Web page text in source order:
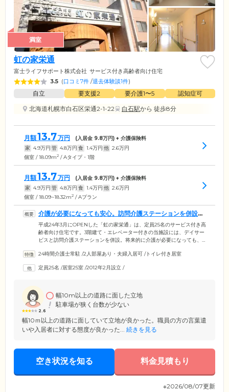
満室
虹の家栄通
富士ライフサポート株式会社 サービス付き高齢者向け住宅
3.5 (口コミ7件 /退去体験談1件)
自立 要支援2 要介護1〜5
認知症可
北海道札幌市白石区栄通2-1-22
白石駅から 徒歩8分
月額13.7万円 (入居金 9.8万円) + 介護保険料
家 4.9万円 管 4.8万円 食 1.4万円 他 2.6万円
個室 / 18.09m2 / Aタイプ・1階
月額13.7万円 (入居金 9.8万円) + 介護保険料
家 4.9万円 管 4.8万円 食 1.4万円 他 2.6万円
個室 / 18.09~18.32m2 / Aプラン
介護が必要になっても安心。訪問介護ステーションを併設し
ています
平成24年3月にOPENした「虹の家栄通」は、定員25名のサービス付き高
齢者向け住宅です。3階建て・エレベーター付きの当施設には、デイサー
ビスと訪問介護ステーションを併設。将来的に介護が必要になっても、
居者様の安心・快適な暮らしをサポート。バリアフリー仕様の広々した
て、ご入居者様の安心・快適な暮らしをサポートします。1日の過ごし方
24時間介護士常駐 /2人部屋あり・夫婦入居可 /トイレ付き居室
定員25名 /居室25室 /2012年2月設立 /
2.6
幅10m以上の道路に面した立地
駐車場が狭く台数が少ない
幅10ｍ以上の道路に面していて立地が良かった。職員の方の言葉遣
いや入居者に対する態度が良かった... 続きを見る
空き状況を知る 料金見積もり
※2026/08/07更新